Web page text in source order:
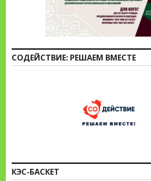
СОДЕЙСТВИЕ: РЕШАЕМ ВМЕСТЕ
КЭС-БАСКЕТ